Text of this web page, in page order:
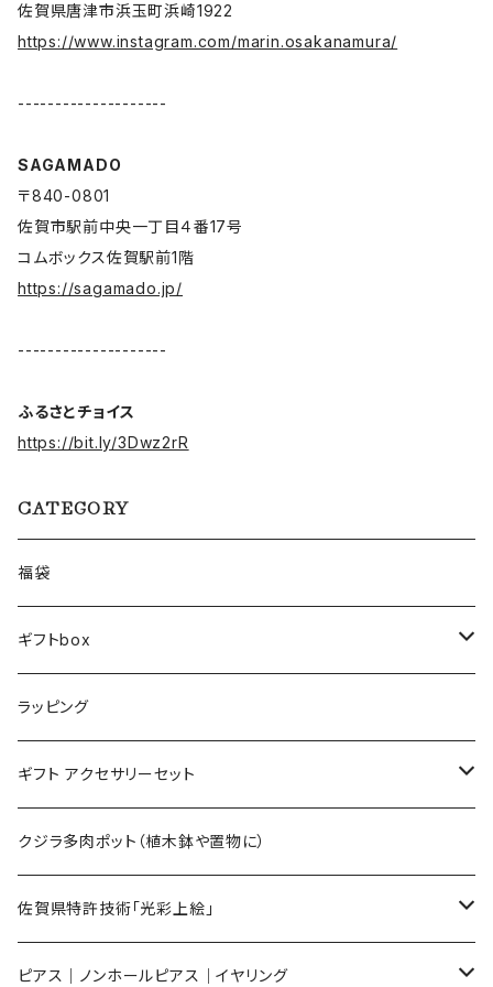
佐賀県唐津市浜玉町浜崎1922
https://www.instagram.com/marin.osakanamura/
--------------------
SAGAMADO
〒840-0801
佐賀市駅前中央一丁目４番17号
コムボックス佐賀駅前1階
https://sagamado.jp/
--------------------
ふるさとチョイス
https://bit.ly/3Dwz2rR
CATEGORY
福袋
ギフトbox
Lサイズ
Mサイズ
Sサイズ
ラッピング
ギフト アクセサリーセット
flower
メンズ ギフトセット
クジラ多肉ポット（植木鉢や置物に）
佐賀県特許技術「光彩上絵」
ピアス
ピアス｜ノンホールピアス｜イヤリング